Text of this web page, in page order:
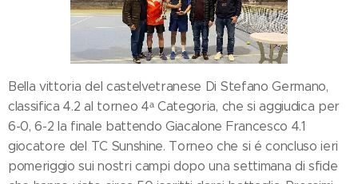
Bella vittoria del castelvetranese Di Stefano Germano,
classifica 4.2 al torneo 4ᵃ Categoria, che si aggiudica per
6-0, 6-2 la finale battendo Giacalone Francesco 4.1
giocatore del TC Sunshine. Torneo che si é concluso ieri
pomeriggio sui nostri campi dopo una settimana di sfide